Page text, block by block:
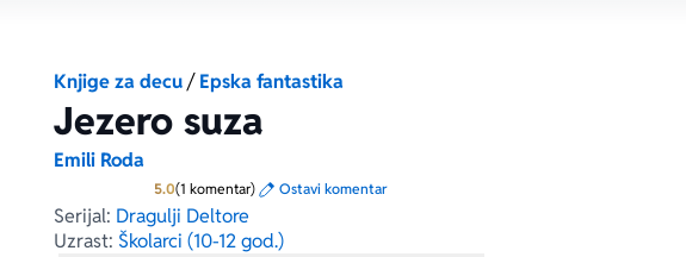
Knjige za decu/Epska fantastika
Jezero suza
Emili Roda
5.0Prosecna ocena je 5.0 od 5
(1 komentar) Ostavi komentar
Serijal: Dragulji Deltore
Uzrast: Školarci (10-12 god.)